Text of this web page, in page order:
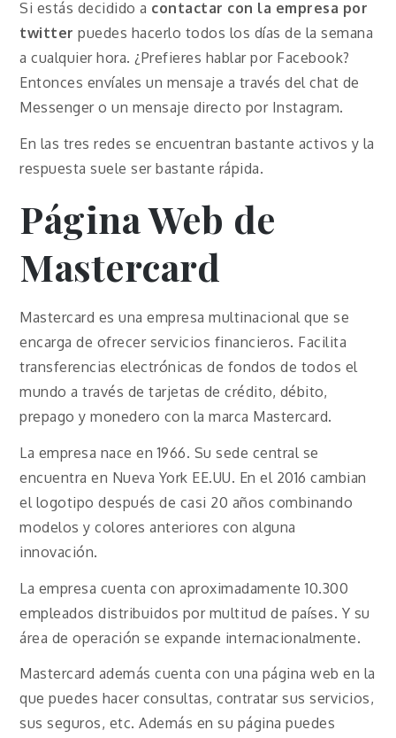
Si estás decidido a contactar con la empresa por
twitter puedes hacerlo todos los días de la semana
a cualquier hora. ¿Prefieres hablar por Facebook?
Entonces envíales un mensaje a través del chat de
Messenger o un mensaje directo por Instagram.
En las tres redes se encuentran bastante activos y la
respuesta suele ser bastante rápida.
Página Web de
Mastercard
Mastercard es una empresa multinacional que se
encarga de ofrecer servicios financieros. Facilita
transferencias electrónicas de fondos de todos el
mundo a través de tarjetas de crédito, débito,
prepago y monedero con la marca Mastercard.
La empresa nace en 1966. Su sede central se
encuentra en Nueva York EE.UU. En el 2016 cambian
el logotipo después de casi 20 años combinando
modelos y colores anteriores con alguna
innovación.
La empresa cuenta con aproximadamente 10.300
empleados distribuidos por multitud de países. Y su
área de operación se expande internacionalmente.
Mastercard además cuenta con una página web en la
que puedes hacer consultas, contratar sus servicios,
sus seguros, etc. Además en su página puedes